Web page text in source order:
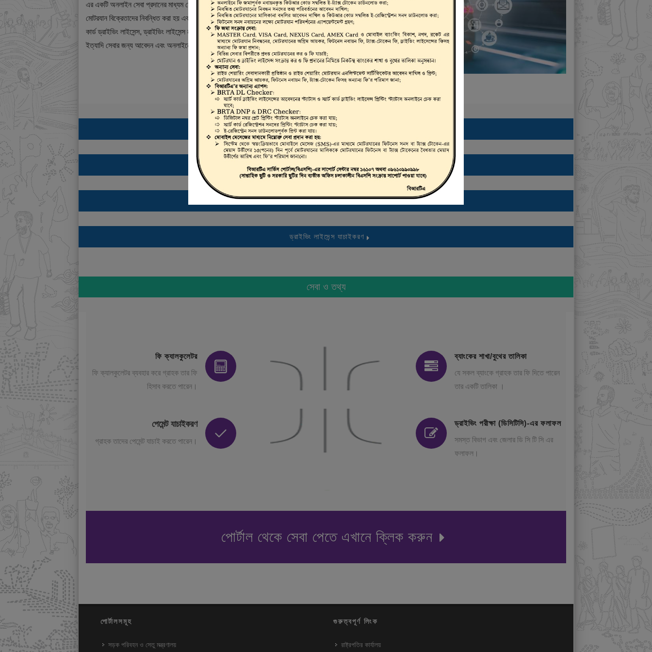
এর একটি অনলাইন সেবা প্রদানের মাধ্যম যেখানে ড্রাইভার, মোটরযান মালিক,
মোটরযান বিক্রেতাদের নিবন্ধিত করা হয় এবং শিক্ষানবিশ ড্রাইভিং লাইসেন্স, স্মার্ট
কার্ড ড্রাইভিং লাইসেন্স, ড্রাইভিং লাইসেন্স নবায়ন, ডুপ্লিকেট ড্রাইভিং লাইসেন্স
ইত্যাদি সেবার জন্য আবেদন এবং অনলাইনে ফি প্রদান করা যায়।
ট্রাস্টি বোর্ড সার্টিফিকেট ডাউনলোড করতে এখানে ক্লিক করুন
ই-ফিটনেস ফলাফল (VIC) দেখতে এখানে ক্লিক করুন
ই-ট্যাক্স টোকেন, ই-লাইসেন্স, ই-ফিটনেস ইত্যাদি যাচাইকরণ
ড্রাইভিং লাইসেন্স যাচাইকরণ
সেবা ও তথ্য
ফি ক্যালকুলেটর
ফি ক্যালকুলেটর ব্যবহার করে গ্রাহক তার ফি
হিসাব করতে পারেন।
পেমেন্ট যাচাইকরণ
গ্রাহক তাদের পেমেন্ট যাচাই করতে পারেন।
ব্যাংকের শাখা/বুথের তালিকা
যে সকল ব্যাংকে গ্রাহক তার ফি দিতে পারেন
তার একটি তালিকা ।
ড্রাইভিং পরীক্ষা (ডিসিটিসি)-এর ফলাফল
সমস্ত বিভাগ এবং জেলার ডি সি টি সি এর
ফলাফল।
পোর্টাল থেকে সেবা পেতে এখানে ক্লিক করুন
পোর্টালসমূহ
সড়ক পরিবহন ও সেতু মন্ত্রণালয়
গুরুত্বপূর্ণ লিংক
রাষ্ট্রপতির কার্যালয়